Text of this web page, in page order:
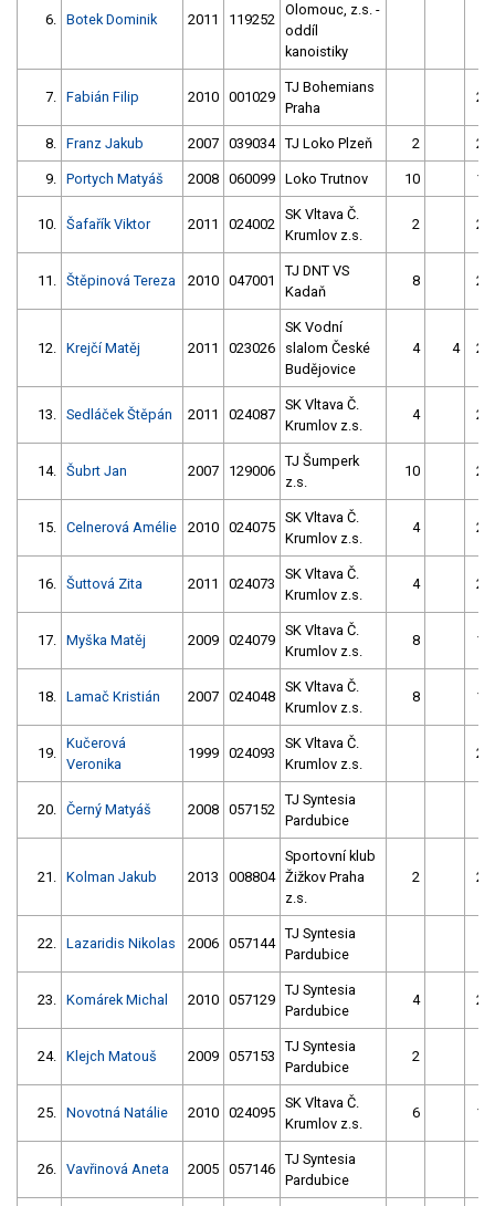
6. Botek Dominik 2011 119252
Olomouc, z.s. -
oddíl
kanoistiky
7. Fabián Filip 2010 001029
TJ Bohemians
Praha
8. Franz Jakub 2007 039034 TJ Loko Plzeň 2
9. Portych Matyáš 2008 060099 Loko Trutnov 10
10. Šafařík Viktor 2011 024002
SK Vltava Č.
Krumlov z.s.
2
11. Štěpinová Tereza 2010 047001
TJ DNT VS
Kadaň
8
12. Krejčí Matěj 2011 023026
SK Vodní
slalom České
Budějovice
4 4
13. Sedláček Štěpán 2011 024087
SK Vltava Č.
Krumlov z.s.
4
14. Šubrt Jan 2007 129006
TJ Šumperk
z.s.
10
15. Celnerová Amélie 2010 024075
SK Vltava Č.
Krumlov z.s.
4
16. Šuttová Zita 2011 024073
SK Vltava Č.
Krumlov z.s.
4
17. Myška Matěj 2009 024079
SK Vltava Č.
Krumlov z.s.
8
18. Lamač Kristián 2007 024048
SK Vltava Č.
Krumlov z.s.
8
19.
Kučerová
Veronika
1999 024093
SK Vltava Č.
Krumlov z.s.
20. Černý Matyáš 2008 057152
TJ Syntesia
Pardubice
21. Kolman Jakub 2013 008804
Sportovní klub
Žižkov Praha
z.s.
2
22. Lazaridis Nikolas 2006 057144
TJ Syntesia
Pardubice
23. Komárek Michal 2010 057129
TJ Syntesia
Pardubice
4
24. Klejch Matouš 2009 057153
TJ Syntesia
Pardubice
2
25. Novotná Natálie 2010 024095
SK Vltava Č.
Krumlov z.s.
6
26. Vavřinová Aneta 2005 057146
TJ Syntesia
Pardubice